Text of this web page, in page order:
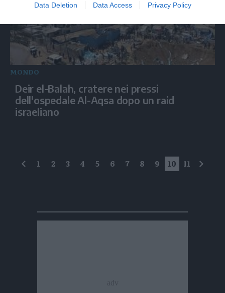
Data Deletion Data Access Privacy Policy
MONDO
Deir el-Balah, cratere nei pressi
dell'ospedale Al-Aqsa dopo un raid
israeliano
precedente
1 2 3 4 5 6 7 8 9 10 11